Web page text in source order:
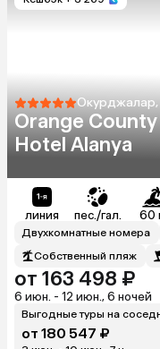
Окурджалар,
Orange
Hotel Alanya
линия пес./гал. 60
Двухкомнатные номера
Собственный пляж
от 163 498 ₽
6 июн. - 12 июн., 6 ночей
Выгодные туры на
от 180 547 ₽